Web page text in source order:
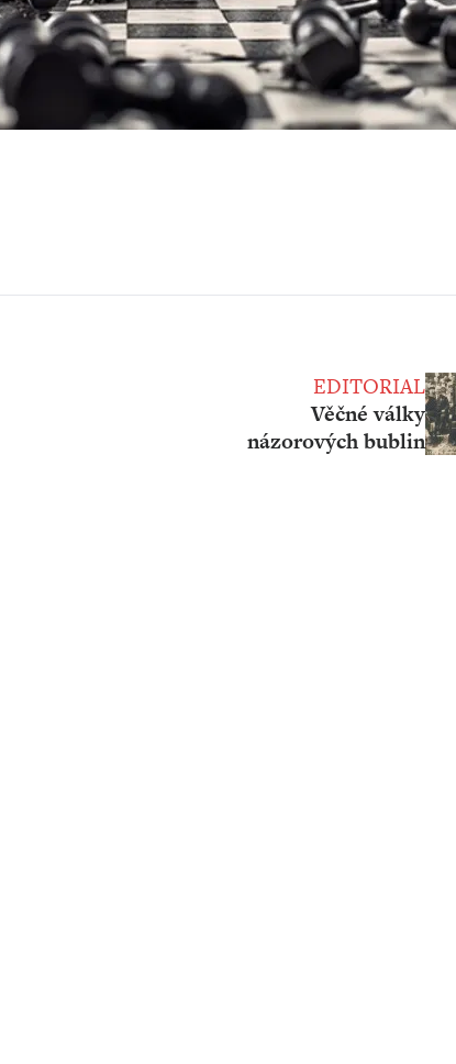
EDITORIAL
Věčné války
názorových bublin